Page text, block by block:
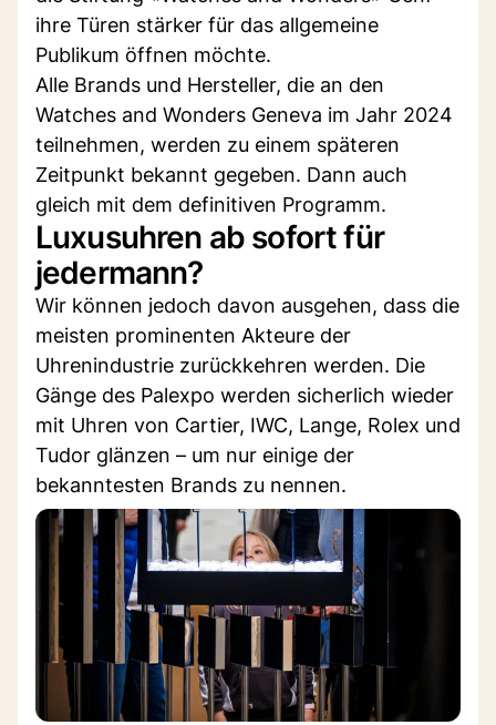
ihre Türen stärker für das allgemeine
Publikum öffnen möchte.
Alle Brands und Hersteller, die an den
Watches and Wonders Geneva im Jahr 2024
teilnehmen, werden zu einem späteren
Zeitpunkt bekannt gegeben. Dann auch
gleich mit dem definitiven Programm.
Luxusuhren ab sofort für
jedermann?
Wir können jedoch davon ausgehen, dass die
meisten prominenten Akteure der
Uhrenindustrie zurückkehren werden. Die
Gänge des Palexpo werden sicherlich wieder
mit Uhren von Cartier, IWC, Lange, Rolex und
Tudor glänzen – um nur einige der
bekanntesten Brands zu nennen.